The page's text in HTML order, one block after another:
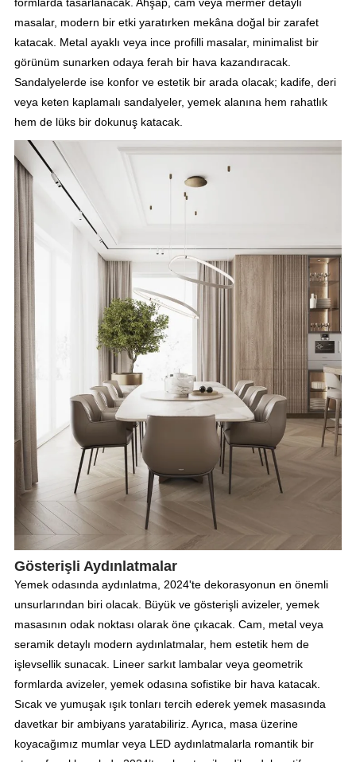
masalar, modern bir etki yaratırken mekâna doğal bir zarafet
katacak. Metal ayaklı veya ince profilli masalar, minimalist bir
görünüm sunarken odaya ferah bir hava kazandıracak.
Sandalyelerde ise konfor ve estetik bir arada olacak; kadife, deri
veya keten kaplamalı sandalyeler, yemek alanına hem rahatlık
hem de lüks bir dokunuş katacak.
Gösterişli Aydınlatmalar
Yemek odasında aydınlatma, 2024'te dekorasyonun en önemli
unsurlarından biri olacak. Büyük ve gösterişli avizeler, yemek
masasının odak noktası olarak öne çıkacak. Cam, metal veya
seramik detaylı modern aydınlatmalar, hem estetik hem de
işlevsellik sunacak. Lineer sarkıt lambalar veya geometrik
formlarda avizeler, yemek odasına sofistike bir hava katacak.
Sıcak ve yumuşak ışık tonları tercih ederek yemek masasında
davetkar bir ambiyans yaratabiliriz. Ayrıca, masa üzerine
koyacağımız mumlar veya LED aydınlatmalarla romantik bir